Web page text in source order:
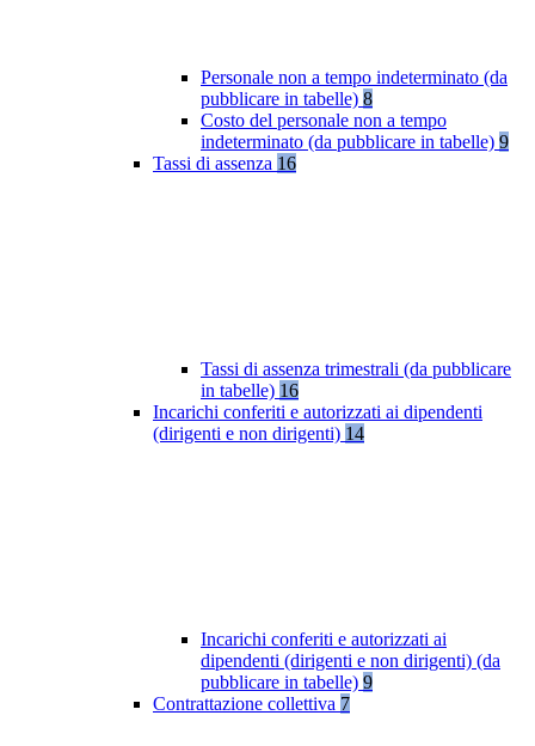
Personale non a tempo indeterminato (da
pubblicare in tabelle) 8
Costo del personale non a tempo
indeterminato (da pubblicare in tabelle) 9
Tassi di assenza 16
Tassi di assenza trimestrali (da pubblicare
in tabelle) 16
Incarichi conferiti e autorizzati ai dipendenti
(dirigenti e non dirigenti) 14
Incarichi conferiti e autorizzati ai
dipendenti (dirigenti e non dirigenti) (da
pubblicare in tabelle) 9
Contrattazione collettiva 7